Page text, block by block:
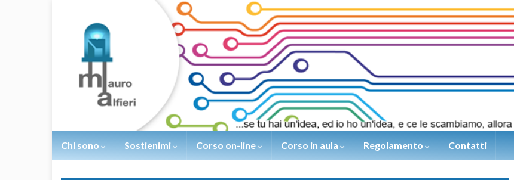
Chi sono Sostienimi Corso on-line Corso in aula Regolamento Contatti